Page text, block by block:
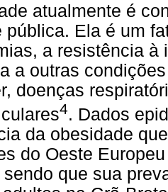
atualmente é
pública. Ela é um
a resistência à
a outras
doenças
4. Dados
da obesidade
do Oeste
que sua